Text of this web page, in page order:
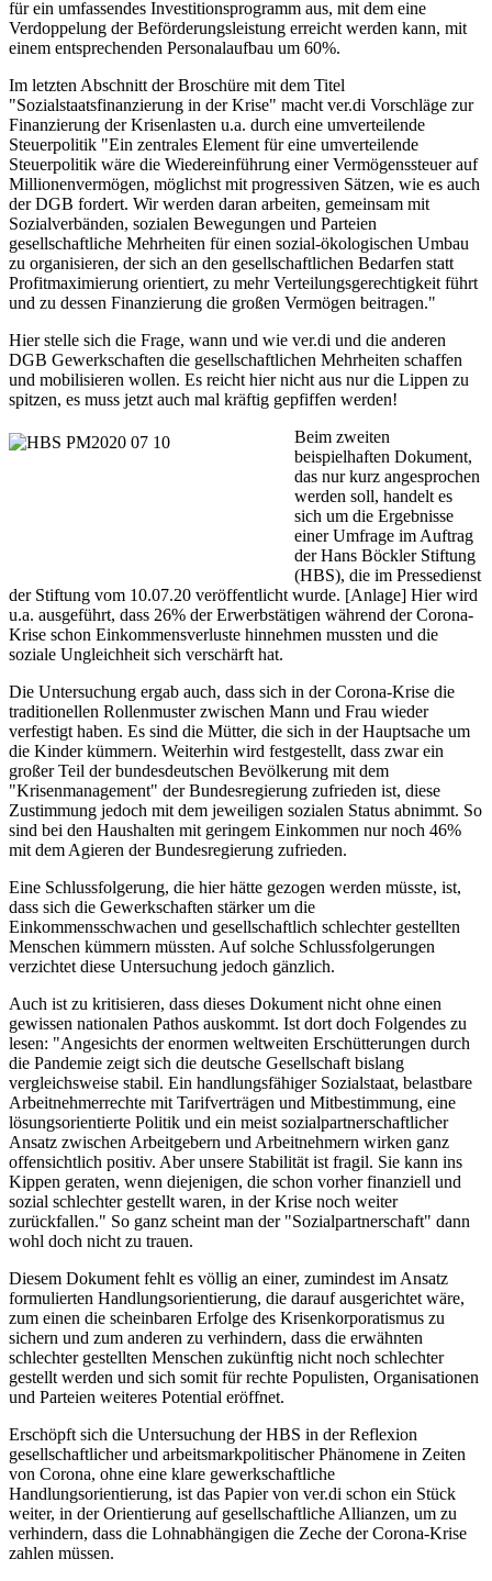
für ein umfassendes Investitionsprogramm aus, mit dem eine
Verdoppelung der Beförderungsleistung erreicht werden kann, mit
einem entsprechenden Personalaufbau um 60%.
Im letzten Abschnitt der Broschüre mit dem Titel
"Sozialstaatsfinanzierung in der Krise" macht ver.di Vorschläge zur
Finanzierung der Krisenlasten u.a. durch eine umverteilende
Steuerpolitik "Ein zentrales Element für eine umverteilende
Steuerpolitik wäre die Wiedereinführung einer Vermögenssteuer auf
Millionenvermögen, möglichst mit progressiven Sätzen, wie es auch
der DGB fordert. Wir werden daran arbeiten, gemeinsam mit
Sozialverbänden, sozialen Bewegungen und Parteien
gesellschaftliche Mehrheiten für einen sozial-ökologischen Umbau
zu organisieren, der sich an den gesellschaftlichen Bedarfen statt
Profitmaximierung orientiert, zu mehr Verteilungsgerechtigkeit führt
und zu dessen Finanzierung die großen Vermögen beitragen."
Hier stelle sich die Frage, wann und wie ver.di und die anderen
DGB Gewerkschaften die gesellschaftlichen Mehrheiten schaffen
und mobilisieren wollen. Es reicht hier nicht aus nur die Lippen zu
spitzen, es muss jetzt auch mal kräftig gepfiffen werden!
Beim zweiten
beispielhaften Dokument,
das nur kurz angesprochen
werden soll, handelt es
sich um die Ergebnisse
einer Umfrage im Auftrag
der Hans Böckler Stiftung
(HBS), die im Pressedienst
der Stiftung vom 10.07.20 veröffentlicht wurde. [Anlage] Hier wird
u.a. ausgeführt, dass 26% der Erwerbstätigen während der Corona-
Krise schon Einkommensverluste hinnehmen mussten und die
soziale Ungleichheit sich verschärft hat.
Die Untersuchung ergab auch, dass sich in der Corona-Krise die
traditionellen Rollenmuster zwischen Mann und Frau wieder
verfestigt haben. Es sind die Mütter, die sich in der Hauptsache um
die Kinder kümmern. Weiterhin wird festgestellt, dass zwar ein
großer Teil der bundesdeutschen Bevölkerung mit dem
"Krisenmanagement" der Bundesregierung zufrieden ist, diese
Zustimmung jedoch mit dem jeweiligen sozialen Status abnimmt. So
sind bei den Haushalten mit geringem Einkommen nur noch 46%
mit dem Agieren der Bundesregierung zufrieden.
Eine Schlussfolgerung, die hier hätte gezogen werden müsste, ist,
dass sich die Gewerkschaften stärker um die
Einkommensschwachen und gesellschaftlich schlechter gestellten
Menschen kümmern müssten. Auf solche Schlussfolgerungen
verzichtet diese Untersuchung jedoch gänzlich.
Auch ist zu kritisieren, dass dieses Dokument nicht ohne einen
gewissen nationalen Pathos auskommt. Ist dort doch Folgendes zu
lesen: "Angesichts der enormen weltweiten Erschütterungen durch
die Pandemie zeigt sich die deutsche Gesellschaft bislang
vergleichsweise stabil. Ein handlungsfähiger Sozialstaat, belastbare
Arbeitnehmerrechte mit Tarifverträgen und Mitbestimmung, eine
lösungsorientierte Politik und ein meist sozialpartnerschaftlicher
Ansatz zwischen Arbeitgebern und Arbeitnehmern wirken ganz
offensichtlich positiv. Aber unsere Stabilität ist fragil. Sie kann ins
Kippen geraten, wenn diejenigen, die schon vorher finanziell und
sozial schlechter gestellt waren, in der Krise noch weiter
zurückfallen." So ganz scheint man der "Sozialpartnerschaft" dann
wohl doch nicht zu trauen.
Diesem Dokument fehlt es völlig an einer, zumindest im Ansatz
formulierten Handlungsorientierung, die darauf ausgerichtet wäre,
zum einen die scheinbaren Erfolge des Krisenkorporatismus zu
sichern und zum anderen zu verhindern, dass die erwähnten
schlechter gestellten Menschen zukünftig nicht noch schlechter
gestellt werden und sich somit für rechte Populisten, Organisationen
und Parteien weiteres Potential eröffnet.
Erschöpft sich die Untersuchung der HBS in der Reflexion
gesellschaftlicher und arbeitsmarkpolitischer Phänomene in Zeiten
von Corona, ohne eine klare gewerkschaftliche
Handlungsorientierung, ist das Papier von ver.di schon ein Stück
weiter, in der Orientierung auf gesellschaftliche Allianzen, um zu
verhindern, dass die Lohnabhängigen die Zeche der Corona-Krise
zahlen müssen.